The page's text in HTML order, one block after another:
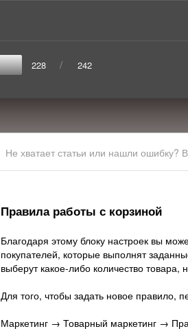
228 / 242
Не хватает статьи или нашли
Правила работы с корзиной
Благодаря этому блоку настроек вы
покупателей, которые выполнят
выберут какое-либо количество товара,
Для того, чтобы задать новое правило,
Маркетинг → Товарный маркетинг →